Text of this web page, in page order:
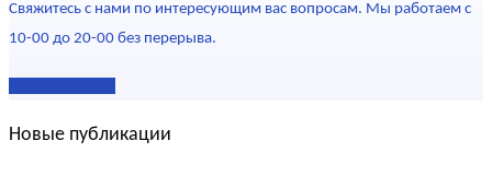
Свяжитесь с нами по интересующим вас вопросам. Мы работаем с
10-00 до 20-00 без перерыва.
Новые публикации